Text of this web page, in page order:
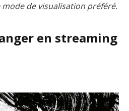
de visualisation préféré.
en streaming